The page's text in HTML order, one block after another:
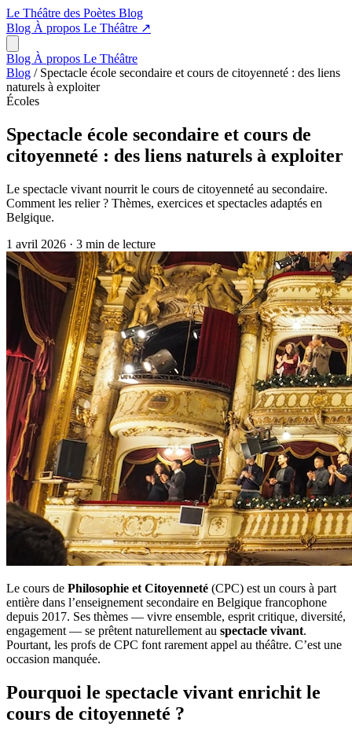
Le Théâtre des Poètes Blog
Blog À propos Le Théâtre ↗
Blog À propos Le Théâtre
Blog / Spectacle école secondaire et cours de citoyenneté : des liens
naturels à exploiter
Écoles
Spectacle école secondaire et cours de
citoyenneté : des liens naturels à exploiter
Le spectacle vivant nourrit le cours de citoyenneté au secondaire.
Comment les relier ? Thèmes, exercices et spectacles adaptés en
Belgique.
1 avril 2026 · 3 min de lecture
Le cours de Philosophie et Citoyenneté (CPC) est un cours à part
entière dans l’enseignement secondaire en Belgique francophone
depuis 2017. Ses thèmes — vivre ensemble, esprit critique, diversité,
engagement — se prêtent naturellement au spectacle vivant.
Pourtant, les profs de CPC font rarement appel au théâtre. C’est une
occasion manquée.
Pourquoi le spectacle vivant enrichit le
cours de citoyenneté ?